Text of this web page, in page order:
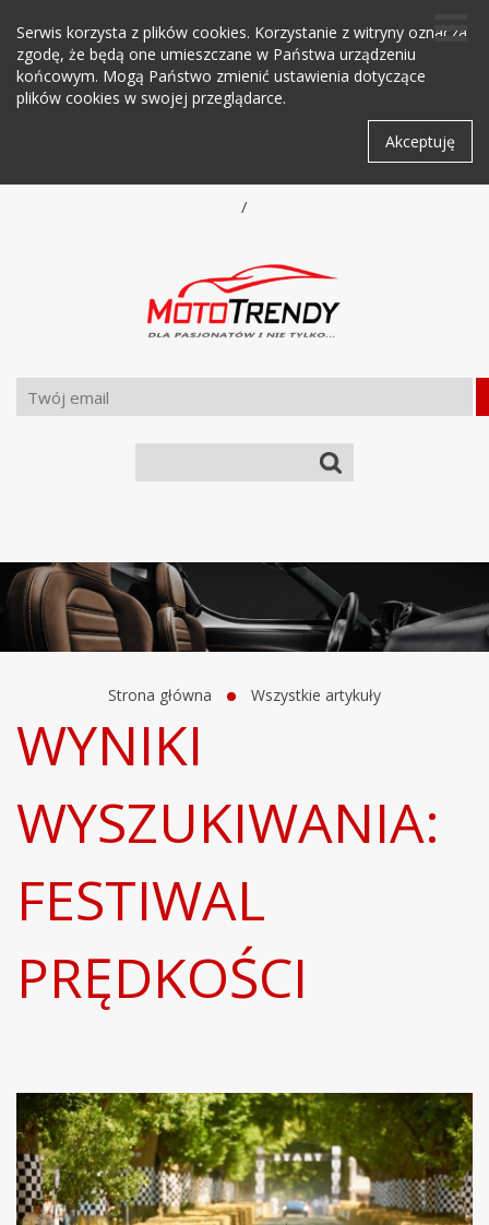
Serwis korzysta z plików cookies. Korzystanie z witryny oznacza
zgodę, że będą one umieszczane w Państwa urządzeniu
końcowym. Mogą Państwo zmienić ustawienia dotyczące
plików cookies w swojej przeglądarce.
Akceptuję
/
Strona główna Wszystkie artykuły
WYNIKI
WYSZUKIWANIA:
FESTIWAL
PRĘDKOŚCI